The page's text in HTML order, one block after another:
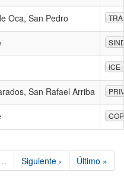
Oca, San Pedro
ICE
San Rafael Arriba
Siguiente › Último »